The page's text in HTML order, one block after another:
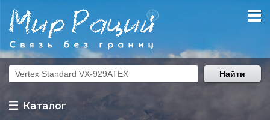
Каталог
Найти